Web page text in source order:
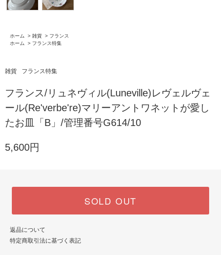
ホーム > 雑貨 > フランス
ホーム
> フランス特集
雑貨 フランス特集
フランス/リュネヴィル(Luneville)レヴェルヴェ
ール(Re'verbe're)マリーアントワネットが愛し
たお皿「B」/管理番号G614/10
5,600円
SOLD OUT
返品について
特定商取引法に基づく表記